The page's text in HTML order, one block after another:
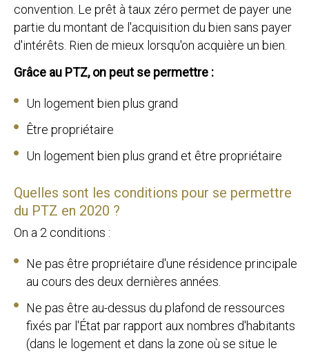
convention. Le prêt à taux zéro permet de payer une
partie du montant de l'acquisition du bien sans payer
d'intérêts. Rien de mieux lorsqu'on acquière un bien.
Grâce au PTZ, on peut se permettre :
Un logement bien plus grand
Être propriétaire
Un logement bien plus grand et être propriétaire
Quelles sont les conditions pour se permettre
du PTZ en 2020 ?
On a 2 conditions :
Ne pas être propriétaire d'une résidence principale
au cours des deux dernières années.
Ne pas être au-dessus du plafond de ressources
fixés par l'État par rapport aux nombres d'habitants
(dans le logement et dans la zone où se situe le